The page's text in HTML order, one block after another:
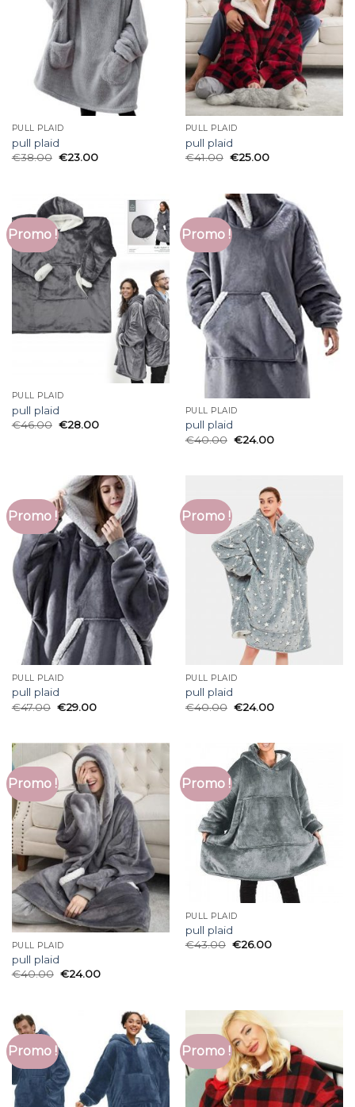
PULL PLAID
pull plaid
€38.00 €23.00
PULL PLAID
pull plaid
€41.00 €25.00
Promo !
PULL PLAID
pull plaid
€46.00 €28.00
Promo !
PULL PLAID
pull plaid
€40.00 €24.00
Promo !
PULL PLAID
pull plaid
€47.00 €29.00
Promo !
PULL PLAID
pull plaid
€40.00 €24.00
Promo !
PULL PLAID
pull plaid
€40.00 €24.00
Promo !
PULL PLAID
pull plaid
€43.00 €26.00
Promo ! Promo !